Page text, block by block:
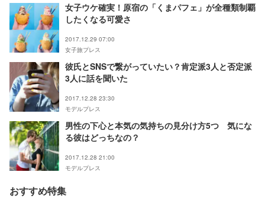
女子ウケ確実！原宿の「くまパフェ」が全種類制覇
したくなる可愛さ
2017.12.29 07:00
女子旅プレス
彼氏とSNSで繋がっていたい？肯定派3人と否定派
3人に話を聞いた
2017.12.28 23:30
モデルプレス
男性の下心と本気の気持ちの見分け方5つ 気にな
る彼はどっちなの？
2017.12.28 21:00
モデルプレス
おすすめ特集